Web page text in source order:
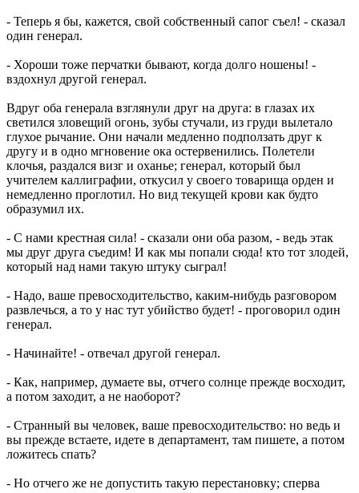
- Теперь я бы, кажется, свой собственный сапог съел! - сказал
один генерал.
- Хороши тоже перчатки бывают, когда долго ношены! -
вздохнул другой генерал.
Вдруг оба генерала взглянули друг на друга: в глазах их
светился зловещий огонь, зубы стучали, из груди вылетало
глухое рычание. Они начали медленно подползать друг к
другу и в одно мгновение ока остервенились. Полетели
клочья, раздался визг и оханье; генерал, который был
учителем каллиграфии, откусил у своего товарища орден и
немедленно проглотил. Но вид текущей крови как будто
образумил их.
- С нами крестная сила! - сказали они оба разом, - ведь этак
мы друг друга съедим! И как мы попали сюда! кто тот злодей,
который над нами такую штуку сыграл!
- Надо, ваше превосходительство, каким-нибудь разговором
развлечься, а то у нас тут убийство будет! - проговорил один
генерал.
- Начинайте! - отвечал другой генерал.
- Как, например, думаете вы, отчего солнце прежде восходит,
а потом заходит, а не наоборот?
- Странный вы человек, ваше превосходительство: но ведь и
вы прежде встаете, идете в департамент, там пишете, а потом
ложитесь спать?
- Но отчего же не допустить такую перестановку; сперва